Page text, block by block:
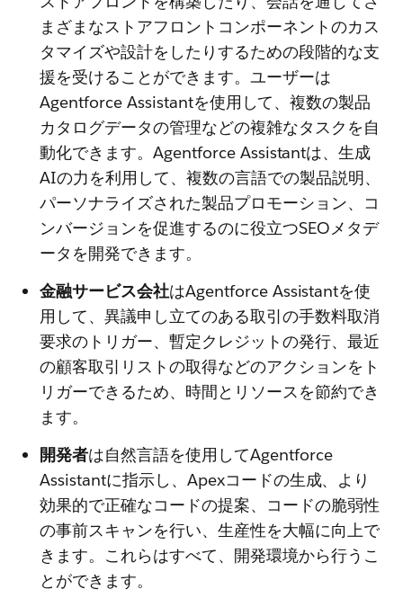
まざまなストアフロントコンポーネントのカス
タマイズや設計をしたりするための段階的な支
援を受けることができます。ユーザーは
Agentforce Assistantを使用して、複数の製品
カタログデータの管理などの複雑なタスクを自
動化できます。Agentforce Assistantは、生成
AIの力を利用して、複数の言語での製品説明、
パーソナライズされた製品プロモーション、コ
ンバージョンを促進するのに役立つSEOメタデ
ータを開発できます。
金融サービス会社はAgentforce Assistantを使
用して、異議申し立てのある取引の手数料取消
要求のトリガー、暫定クレジットの発行、最近
の顧客取引リストの取得などのアクションをト
リガーできるため、時間とリソースを節約でき
ます。
開発者は自然言語を使用してAgentforce
Assistantに指示し、Apexコードの生成、より
効果的で正確なコードの提案、コードの脆弱性
の事前スキャンを行い、生産性を大幅に向上で
きます。これらはすべて、開発環境から行うこ
とができます。